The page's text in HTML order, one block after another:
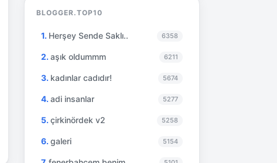
BLOGGER.TOP10
Herşey Sende Saklı.. 6358
aşık oldummm 6211
kadınlar cadıdır! 5674
adi insanlar 5277
çirkinördek v2 5258
galeri 5154